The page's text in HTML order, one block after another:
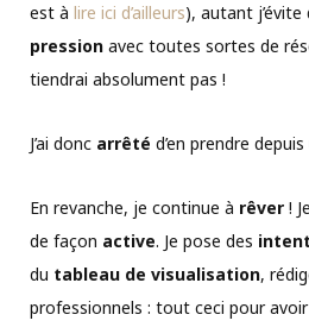
est à lire ici d’ailleurs), autant
pression avec toutes sortes de
tiendrai absolument pas !
J’ai donc arrêté d’en prendre
En revanche, je continue à rêver !
de façon active. Je pose des
du tableau de visualisation,
professionnels : tout ceci pour